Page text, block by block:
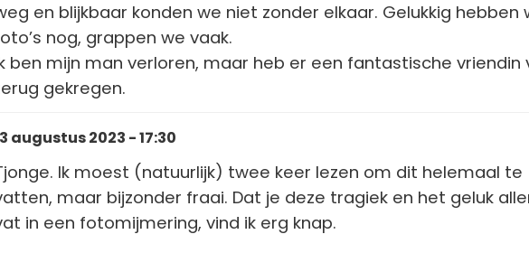
en blijkbaar konden we niet zonder elkaar. Gelukkig hebben
nog, grappen we vaak.
ben mijn man verloren, maar heb er een fantastische vriendin
gekregen.
augustus 2023 - 17:30
Ik moest (natuurlijk) twee keer lezen om dit helemaal te
maar bijzonder fraai. Dat je deze tragiek en het geluk
in een fotomijmering, vind ik erg knap.